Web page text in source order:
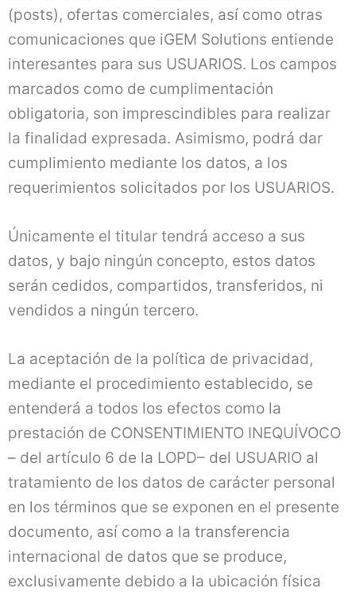
(posts), ofertas comerciales, así como otras
comunicaciones que iGEM Solutions entiende
interesantes para sus USUARIOS. Los campos
marcados como de cumplimentación
obligatoria, son imprescindibles para realizar
la finalidad expresada. Asimismo, podrá dar
cumplimiento mediante los datos, a los
requerimientos solicitados por los USUARIOS.
Únicamente el titular tendrá acceso a sus
datos, y bajo ningún concepto, estos datos
serán cedidos, compartidos, transferidos, ni
vendidos a ningún tercero.
La aceptación de la política de privacidad,
mediante el procedimiento establecido, se
entenderá a todos los efectos como la
prestación de CONSENTIMIENTO INEQUÍVOCO
– del artículo 6 de la LOPD– del USUARIO al
tratamiento de los datos de carácter personal
en los términos que se exponen en el presente
documento, así como a la transferencia
internacional de datos que se produce,
exclusivamente debido a la ubicación física